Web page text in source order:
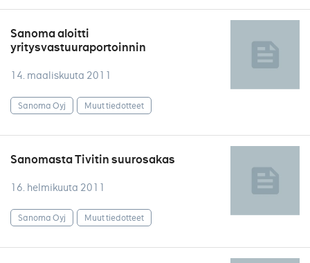
Sanoma aloitti
yritysvastuuraportoinnin
14. maaliskuuta 2011
Sanoma Oyj Muut tiedotteet
Sanomasta Tivitin suurosakas
16. helmikuuta 2011
Sanoma Oyj Muut tiedotteet